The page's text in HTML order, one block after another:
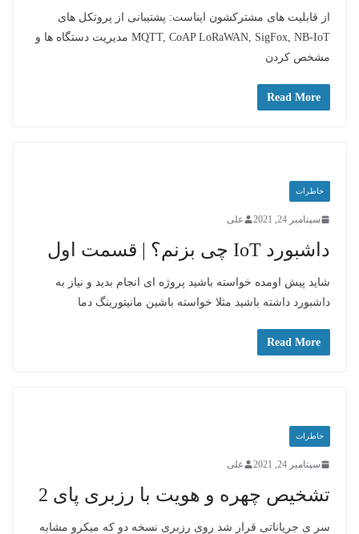
از قابلیت های مشترکشون ایناست: پشتیبانی از پروتکل های
MQTT, CoAP LoRaWAN, SigFox, NB-IoT مدیریت دستگاه ها و
مشخص کردن
Read More
خاطرات
سپتامبر 24, 2021 علی
داشبورد IoT چی بزنم؟ | قسمت اول
شاید پیش اومده خواسته باشید پروژه ای انجام بدید و نیاز به
داشبورد داشته باشید مثلا خواسته باشین مانیتورینگ دما
Read More
خاطرات
سپتامبر 24, 2021 علی
تشخیص چهره و هویت با رزبری پای 2
سر ی جریاناتی قرار شد روی رزبری نسخه دو که میکرو مشابه